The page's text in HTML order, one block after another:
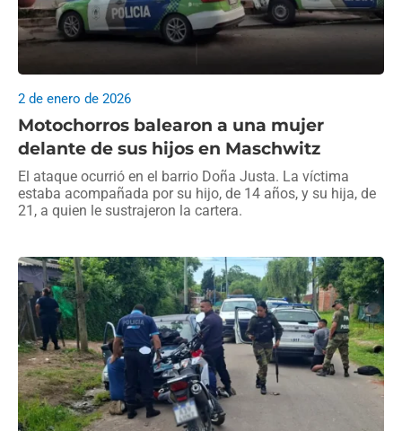
Motochorros balearon a una mujer
delante de sus hijos en Maschwitz
2 de enero de 2026
El ataque ocurrió en el barrio Doña Justa. La víctima
estaba acompañada por su hijo, de 14 años, y su hija, de
21, a quien le sustrajeron la cartera.